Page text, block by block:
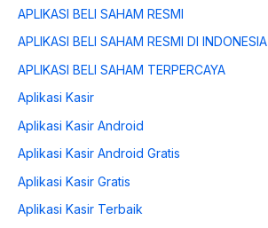
APLIKASI BELI SAHAM RESMI
APLIKASI BELI SAHAM RESMI DI INDONESIA
APLIKASI BELI SAHAM TERPERCAYA
Aplikasi Kasir
Aplikasi Kasir Android
Aplikasi Kasir Android Gratis
Aplikasi Kasir Gratis
Aplikasi Kasir Terbaik